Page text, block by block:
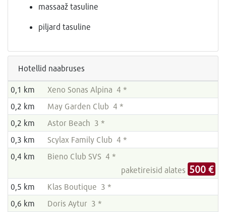
massaaž tasuline
piljard tasuline
Hotellid naabruses
0,1 km
Xeno Sonas Alpina 4 *
0,2 km
May Garden Club 4 *
0,2 km
Astor Beach 3 *
0,3 km
Scylax Family Club 4 *
0,4 km
Bieno Club SVS 4 *
paketireisid alates 500 €
0,5 km
Klas Boutique 3 *
0,6 km
Doris Aytur 3 *